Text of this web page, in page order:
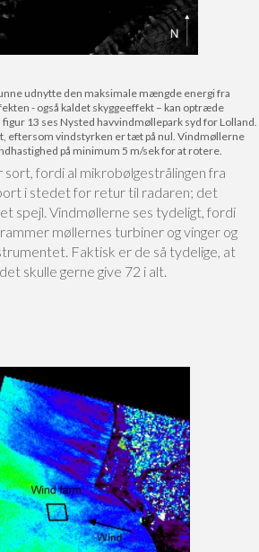
udnytte den maksimale mængde energi fra
- også kaldet skyggeeffekt – kan optræde
13 ses Nysted havvindmøllepark syd for Lolland.
eftersom vindstyrken er tæt på nul. Vindmøllerne
på minimum 5 m/sek for at rotere.
fordi al mikrobølgestrålingen fra
i stedet for retur til radaren; det
spejl. Vindmøllerne ses tydeligt, fordi
møllernes turbiner og vinger og
Faktisk er de så tydelige, at
skulle gerne give 72 i alt.